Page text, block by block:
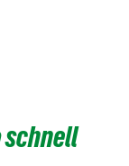
schnell